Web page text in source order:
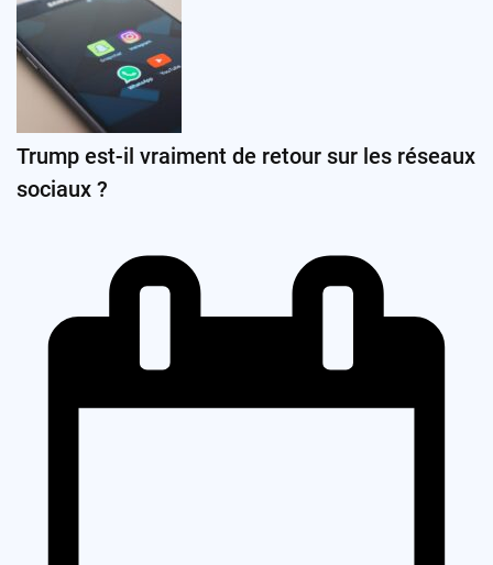
Trump est-il vraiment de retour sur les réseaux
sociaux ?